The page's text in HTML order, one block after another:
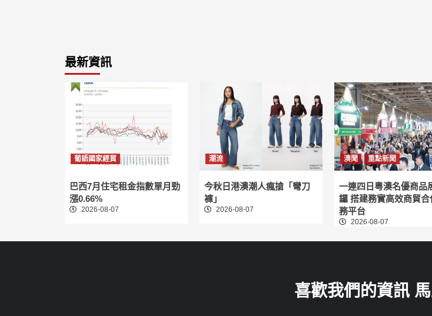
最新資訊
葡語國家經貿
巴西7月住宅租金指數單月勁
漲0.66%
2026-08-07
潮流
今秋日港澳潮人瘋搶「彎刀
褲」
2026-08-07
澳聞 重點新聞
一連四日粵澳名優商品
鑼 搭建務實高效商貿合
務平台
2026-08-07
喜歡我們的資訊 馬